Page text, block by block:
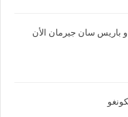
و باريس سان جيرمان الأن